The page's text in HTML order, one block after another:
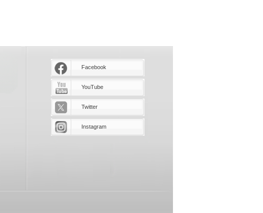
Facebook
YouTube
Twitter
Instagram